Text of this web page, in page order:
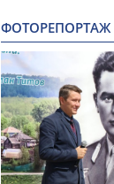
ФОТОРЕПОРТАЖ